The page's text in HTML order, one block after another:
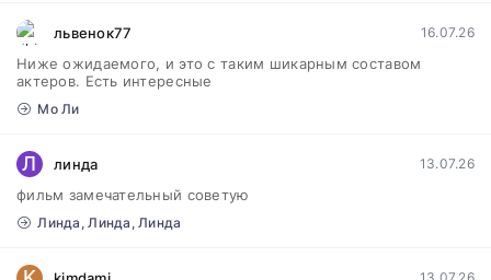
львенок77 16.07.26
Ниже ожидаемого, и это с таким шикарным составом
актеров. Есть интересные
Мо Ли
Л линда 13.07.26
фильм замечательный советую
Линда, Линда, Линда